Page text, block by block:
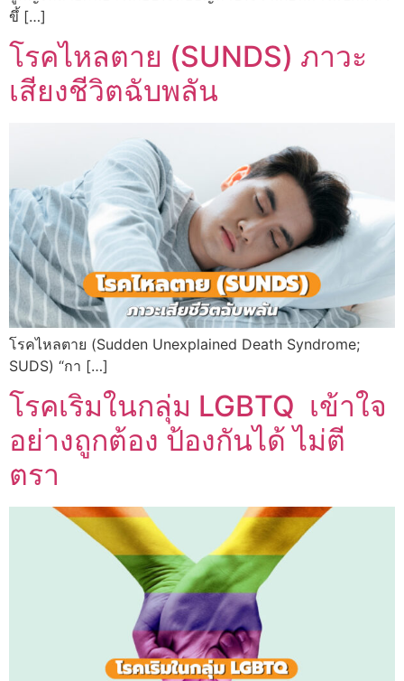
ขึ้ […]
โรคไหลตาย (SUNDS) ภาวะ
เสียงชีวิตฉับพลัน
โรคไหลตาย (Sudden Unexplained Death Syndrome;
SUDS) “กา […]
โรคเริมในกลุ่ม LGBTQ เข้าใจ
อย่างถูกต้อง ป้องกันได้ ไม่ตี
ตรา